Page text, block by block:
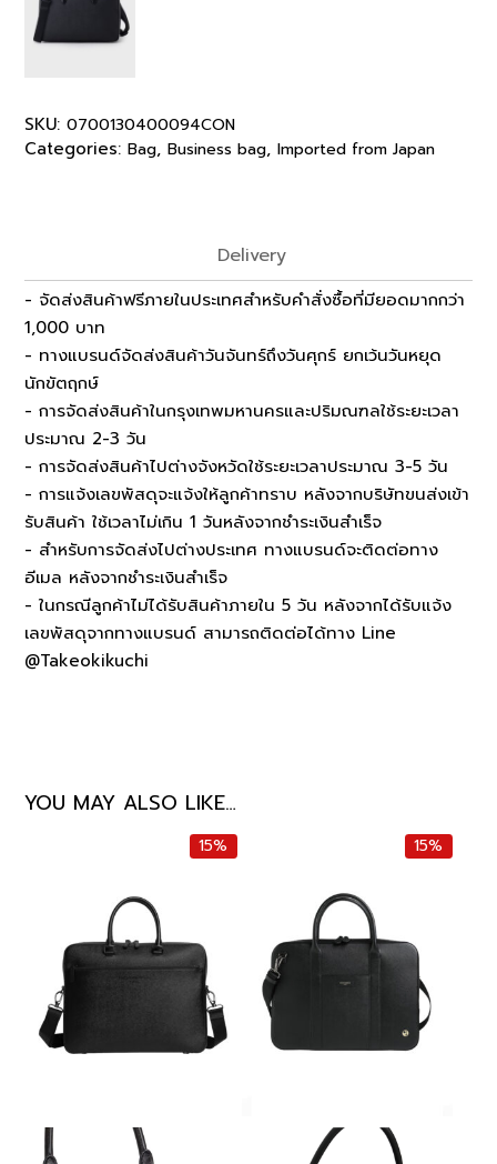
SKU: 0700130400094CON
Categories: Bag, Business bag, Imported from Japan
Delivery
- จัดส่งสินค้าฟรีภายในประเทศสำหรับคำสั่งซื้อที่มียอดมากกว่า
1,000 บาท
- ทางแบรนด์จัดส่งสินค้าวันจันทร์ถึงวันศุกร์ ยกเว้นวันหยุด
นักขัตฤกษ์
- การจัดส่งสินค้าในกรุงเทพมหานครและปริมณฑลใช้ระยะเวลา
ประมาณ 2-3 วัน
- การจัดส่งสินค้าไปต่างจังหวัดใช้ระยะเวลาประมาณ 3-5 วัน
- การแจ้งเลขพัสดุจะแจ้งให้ลูกค้าทราบ หลังจากบริษัทขนส่งเข้า
รับสินค้า ใช้เวลาไม่เกิน 1 วันหลังจากชำระเงินสำเร็จ
- สำหรับการจัดส่งไปต่างประเทศ ทางแบรนด์จะติดต่อทาง
อีเมล หลังจากชำระเงินสำเร็จ
- ในกรณีลูกค้าไม่ได้รับสินค้าภายใน 5 วัน หลังจากได้รับแจ้ง
เลขพัสดุจากทางแบรนด์ สามารถติดต่อได้ทาง Line
@Takeokikuchi
YOU MAY ALSO LIKE…
15% 15%